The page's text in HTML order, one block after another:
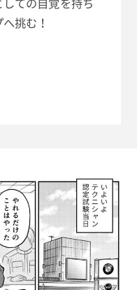
ての自覚を持ち
挑む！